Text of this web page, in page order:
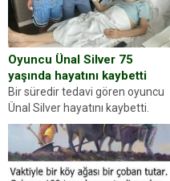
Oyuncu Ünal Silver 75
yaşında hayatını kaybetti
Bir süredir tedavi gören oyuncu
Ünal Silver hayatını kaybetti.
Haberi, oyuncunun menajerlik
ajansı duyurdu. Renda Güner,
sosyal medya hesabında “Usta
Oyuncumuz ve çok değerli